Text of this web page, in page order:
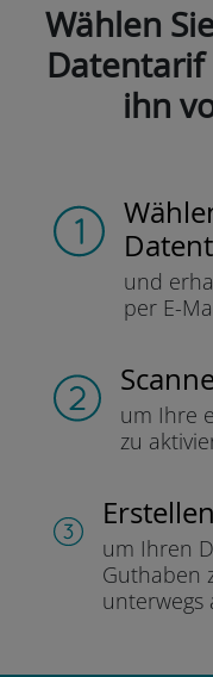
Wählen
Datentarif
ihn
und
per E-
um Ihre
zu
um Ihren
Guthaben
unterwegs